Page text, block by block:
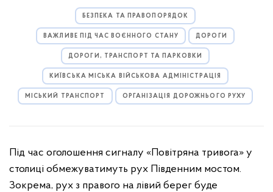
БЕЗПЕКА ТА ПРАВОПОРЯДОК
ВАЖЛИВЕ ПІД ЧАС ВОЄННОГО СТАНУ ДОРОГИ
ДОРОГИ, ТРАНСПОРТ ТА ПАРКОВКИ
КИЇВСЬКА МІСЬКА ВІЙСЬКОВА АДМІНІСТРАЦІЯ
МІСЬКИЙ ТРАНСПОРТ ОРГАНІЗАЦІЯ ДОРОЖНЬОГО РУХУ
Під час оголошення сигналу «Повітряна тривога» у
столиці обмежуватимуть рух Південним мостом.
Зокрема, рух з правого на лівий берег буде